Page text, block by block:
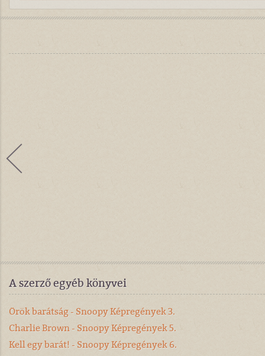
A szerző egyéb könyvei
Örök barátság - Snoopy Képregények 3.
Charlie Brown - Snoopy Képregények 5.
Kell egy barát! - Snoopy Képregények 6.